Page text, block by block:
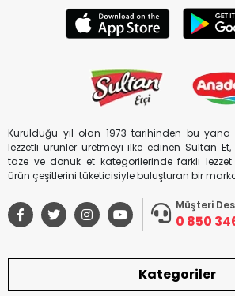
Kurulduğu yıl olan 1973 tarihinden bu yana
lezzetli ürünler üretmeyi ilke edinen Sultan
taze ve donuk et kategorilerinde farklı lezzet
ürün çeşitlerini tüketicisiyle buluşturan bir
Müşteri
0 850
Kategoriler